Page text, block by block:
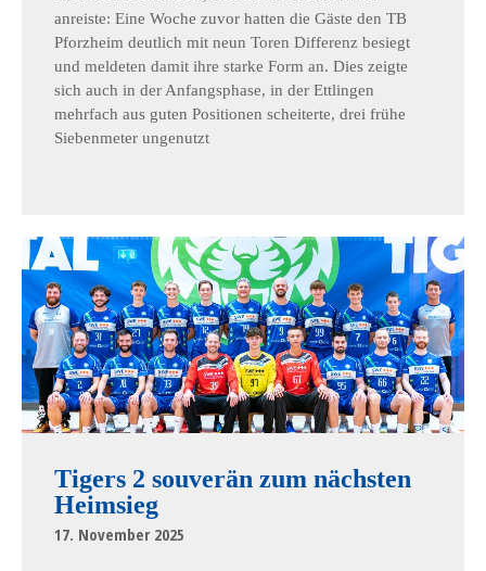
anreiste: Eine Woche zuvor hatten die Gäste den TB
Pforzheim deutlich mit neun Toren Differenz besiegt
und meldeten damit ihre starke Form an. Dies zeigte
sich auch in der Anfangsphase, in der Ettlingen
mehrfach aus guten Positionen scheiterte, drei frühe
Siebenmeter ungenutzt
Tigers 2 souverän zum nächsten
Heimsieg
17. November 2025